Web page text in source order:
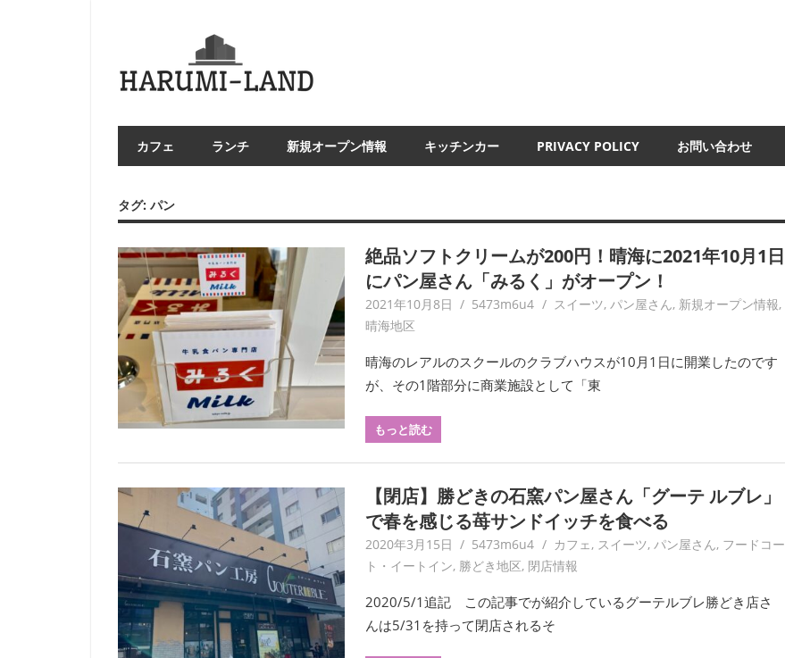
カフェ ランチ 新規オープン情報 キッチンカー PRIVACY POLICY お問い合わせ
タグ: パン
絶品ソフトクリームが200円！晴海に2021年10月1日
にパン屋さん「みるく」がオープン！
2021年10月8日 5473m6u4 スイーツ, パン屋さん, 新規オープン情報,
晴海地区
晴海のレアルのスクールのクラブハウスが10月1日に開業したのです
が、その1階部分に商業施設として「東
もっと読む
【閉店】勝どきの石窯パン屋さん「グーテ ルブレ」
で春を感じる苺サンドイッチを食べる
2020年3月15日 5473m6u4 カフェ , スイーツ, パン屋さん, フードコー
ト・イートイン, 勝どき地区, 閉店情報
2020/5/1追記 この記事でが紹介しているグーテルブレ勝どき店さ
んは5/31を持って閉店されるそ